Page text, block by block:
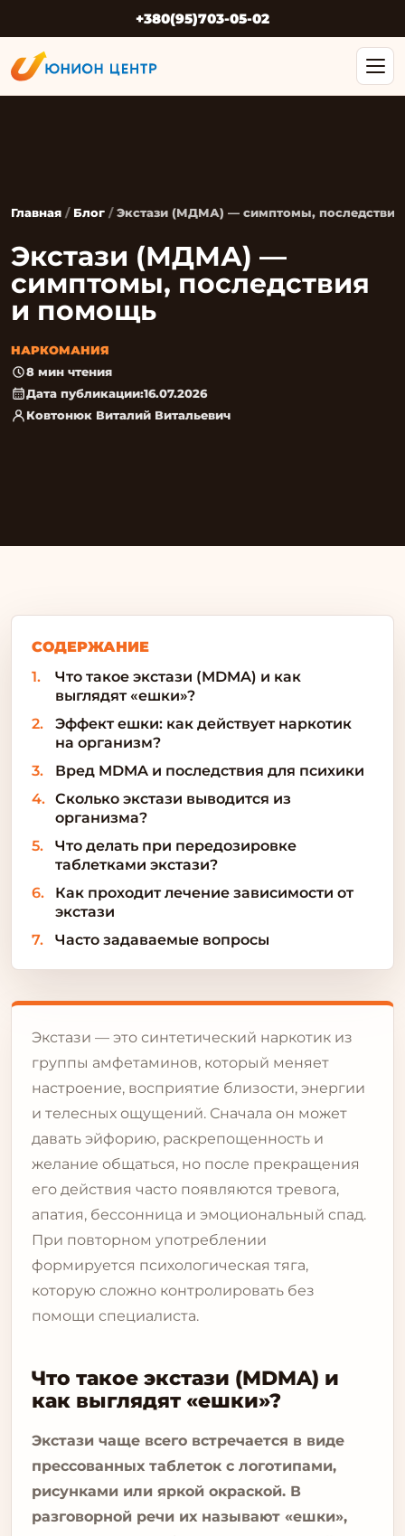
+380(95)703-05-02
Главная / Блог / Экстази (МДМА) — симптомы,
Экстази (МДМА) —
симптомы, последствия
и помощь
НАРКОМАНИЯ
8 мин чтения
Дата публикации:16.07.2026
Ковтонюк Виталий Витальевич
Экстази — это синтетический наркотик из
группы амфетаминов, который меняет
настроение, восприятие близости, энергии
и телесных ощущений. Сначала он может
давать эйфорию, раскрепощенность и
желание общаться, но после прекращения
его действия часто появляются тревога,
апатия, бессонница и эмоциональный спад.
При повторном употреблении
формируется психологическая тяга,
которую сложно контролировать без
помощи специалиста.
Что такое экстази (MDMA) и
как выглядят «ешки»?
Экстази чаще всего встречается в виде
прессованных таблеток с логотипами,
рисунками или яркой окраской. В
разговорной речи их называют «ешки»,
СОДЕРЖАНИЕ
Что такое экстази (MDMA) и как
выглядят «ешки»?
Эффект ешки: как действует наркотик
на организм?
Вред MDMA и последствия для психики
Сколько экстази выводится из
организма?
Что делать при передозировке
таблетками экстази?
Как проходит лечение зависимости от
экстази
Часто задаваемые вопросы